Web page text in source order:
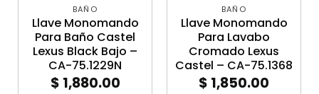
BAÑO
Llave Monomando
Para Baño Castel
Lexus Black Bajo –
CA-75.1229N
$ 1,880.00
BAÑO
Llave Monomando
Para Lavabo
Cromado Lexus
Castel – CA-75.1368
$ 1,850.00